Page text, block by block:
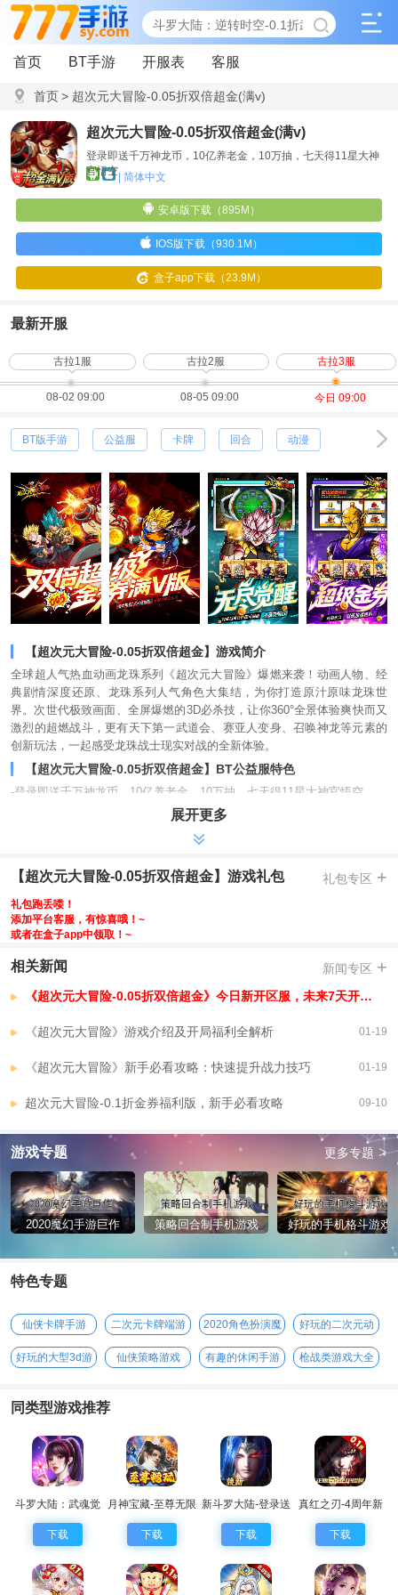
首页 BT手游 开服表 客服
首页> 超次元大冒险-0.05折双倍超金(满v)
超次元大冒险-0.05折双倍超金(满v)
登录即送千万神龙币，10亿养老金，10万抽，七天得11星大神
官悟空| 简体中文
安卓版下载（895M）
IOS版下载（930.1M）
盒子app下载（23.9M）
最新开服
古拉1服
08-02 09:00
古拉2服
08-05 09:00
古拉3服
今日 09:00
BT版手游 公益服 卡牌 回合 动漫
【超次元大冒险-0.05折双倍超金】游戏简介
全球超人气热血动画龙珠系列《超次元大冒险》爆燃来袭！动画人物、经
典剧情深度还原、龙珠系列人气角色大集结，为你打造原汁原味龙珠世
界。次世代极致画面、全屏爆燃的3D必杀技，让你360°全景体验爽快而又
激烈的超燃战斗，更有天下第一武道会、赛亚人变身、召唤神龙等元素的
创新玩法，一起感受龙珠战士现实对战的全新体验。
【超次元大冒险-0.05折双倍超金】BT公益服特色
-登录即送千万神龙币，10亿养老金，10万抽，七天得11星大神官悟空
-充值比例1:500钻石，游戏内所有充值全部0.05折，充值超级金券享永久
-全新福利无限觉醒石，每日完成日常任务即可抽取大量觉醒石，轻松养成
无压力
-金券福利再升级，每日送2000金券，每周加送3000金券，金券使用范围再
拓展
-独创超级加倍，最高百倍产出，白嫖也能畅玩0.05
-本版本在原基础上新增限时折扣翻牌，勇闯全王殿，全王的游戏
【超次元大冒险-0.05折双倍超金】VIP介绍
展开更多
【超次元大冒险-0.05折双倍超金】游戏礼包 礼包专区 +
礼包跑丢喽！
添加平台客服，有惊喜哦！~
或者在盒子app中领取！~
相关新闻 新闻专区 +
《超次元大冒险-0.05折双倍超金》今日新开区服，未来7天开服安排，已开区服
《超次元大冒险》游戏介绍及开局福利全解析 01-19
《超次元大冒险》新手必看攻略：快速提升战力技巧 01-19
超次元大冒险-0.1折金券福利版，新手必看攻略 09-10
游戏专题 更多专题 >
2020魔幻手游巨作 策略回合制手机游戏 好玩的手机格斗游戏
特色专题
仙侠卡牌手游 二次元卡牌端游
2020角色扮演魔
好玩的二次元动
好玩的大型3d游
仙侠策略游戏 有趣的休闲手游 枪战类游戏大全
同类型游戏推荐
斗罗大陆：武魂觉
醒
下载
月神宝藏-至尊无限
券
下载
新斗罗大陆-登录送
sss魂师
下载
真红之刃-4周年新
版本0.1折
下载